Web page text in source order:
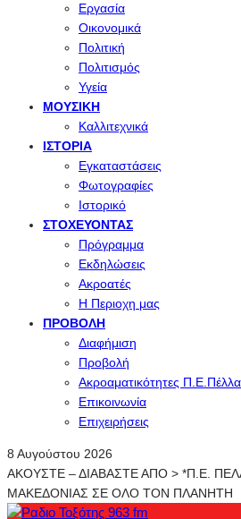
Εργασία
Οικονομικά
Πολιτική
Πολιτισμός
Υγεία
ΜΟΥΣΙΚΉ
Καλλιτεχνικά
ΙΣΤΟΡΊΑ
Εγκαταστάσεις
Φωτογραφίες
Ιστορικό
ΣΤΟΧΕΎΟΝΤΑΣ
Πρόγραμμα
Εκδηλώσεις
Ακροατές
Η Περιοχη μας
ΠΡΟΒΟΛΉ
Διαφήμιση
Προβολή
Ακροαματικότητες
Επικοινωνία
Επιχειρήσεις
8 Αυγούστου 2026
ΑΚΟΥΣΤΕ – ΔΙΑΒΑΣΤΕ ΑΠΟ > *Π.Ε.
ΜΑΚΕΔΟΝΙΑΣ ΣΕ ΟΛΟ ΤΟΝ ΠΛΑΝΗΤΗ